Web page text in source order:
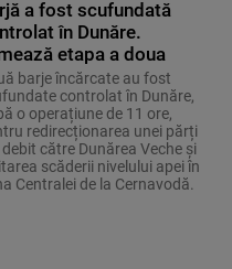
a fost scufundată
în Dunăre.
etapa a doua
barje încărcate au fost
controlat în Dunăre,
o operațiune de 11 ore,
redirecționarea unei părți
debit către Dunărea Veche și
scăderii nivelului apei în
Centralei de la Cernavodă.